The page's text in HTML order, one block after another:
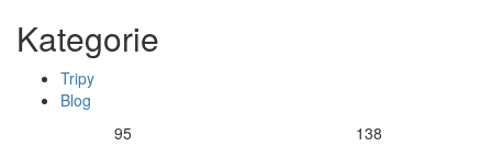
Kategorie
Tripy
Blog
95
138